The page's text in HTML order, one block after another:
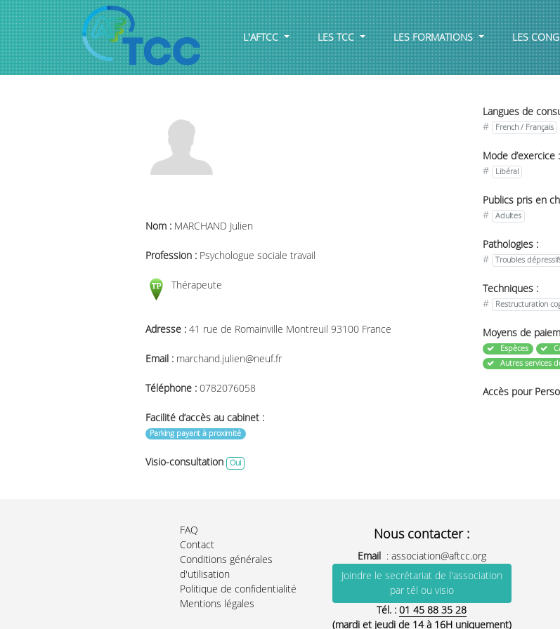
L'AFTCC LES TCC LES FORMATIONS LES
Nom : MARCHAND Julien
Profession : Psychologue sociale travail
Thérapeute
Adresse : 41 rue de Romainville Montreuil 93100 France
Email : marchand.julien@neuf.fr
Téléphone : 0782076058
Facilité d’accès au cabinet :
Parking payant à proximité
Visio-consultation Oui
Langues de
#
French / Français
Mode d’exercice :
#
Libéral
Publics pris en
#
Adultes
Pathologies :
#
Troubles
Techniques :
#
Restructuration
Moyens de
Espèces
Autres services
Accès pour
FAQ
Contact
Conditions générales
d'utilisation
Politique de confidentialité
Mentions légales
Nous contacter :
Email : association@aftcc.org
Joindre le secrétariat de l'association
par tél ou visio
Tél. : 01 45 88 35 28
(mardi et jeudi de 14 à 16H uniquement)